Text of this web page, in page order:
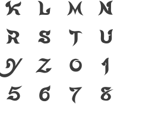
K L M N
R S T U
Y Z 0
1
5 6 7 8